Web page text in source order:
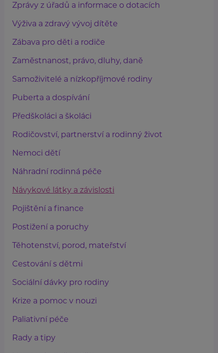
Zprávy z úřadů a informace o dotacích
Výživa a zdravý vývoj dítěte
Zábava pro děti a rodiče
Zaměstnanost, právo, dluhy, daně
Samoživitelé a nízkopříjmové rodiny
Puberta a dospívání
Předškoláci a školáci
Rodičovství, partnerství a rodinný život
Nemoci dětí
Náhradní rodinná péče
Návykové látky a závislosti
Pojištění a finance
Postižení a poruchy
Těhotenství, porod, mateřství
Cestování s dětmi
Sociální dávky pro rodiny
Krize a pomoc v nouzi
Paliativní péče
Rady a tipy